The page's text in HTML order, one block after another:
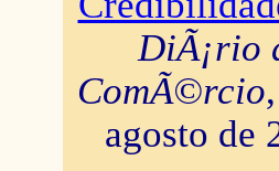
DiÃ¡rio
ComÃ©rcio
agosto de